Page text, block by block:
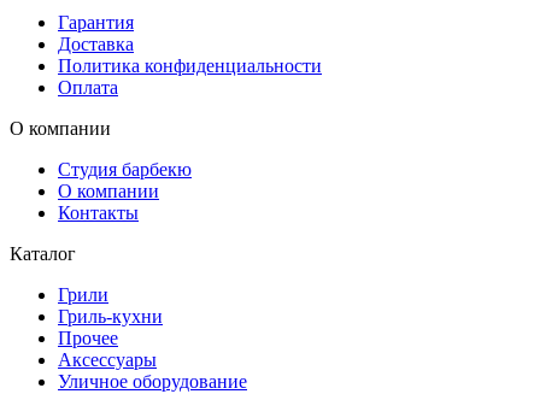
Гарантия
Доставка
Политика конфиденциальности
Оплата
О компании
Студия барбекю
О компании
Контакты
Каталог
Грили
Гриль-кухни
Прочее
Аксессуары
Уличное оборудование